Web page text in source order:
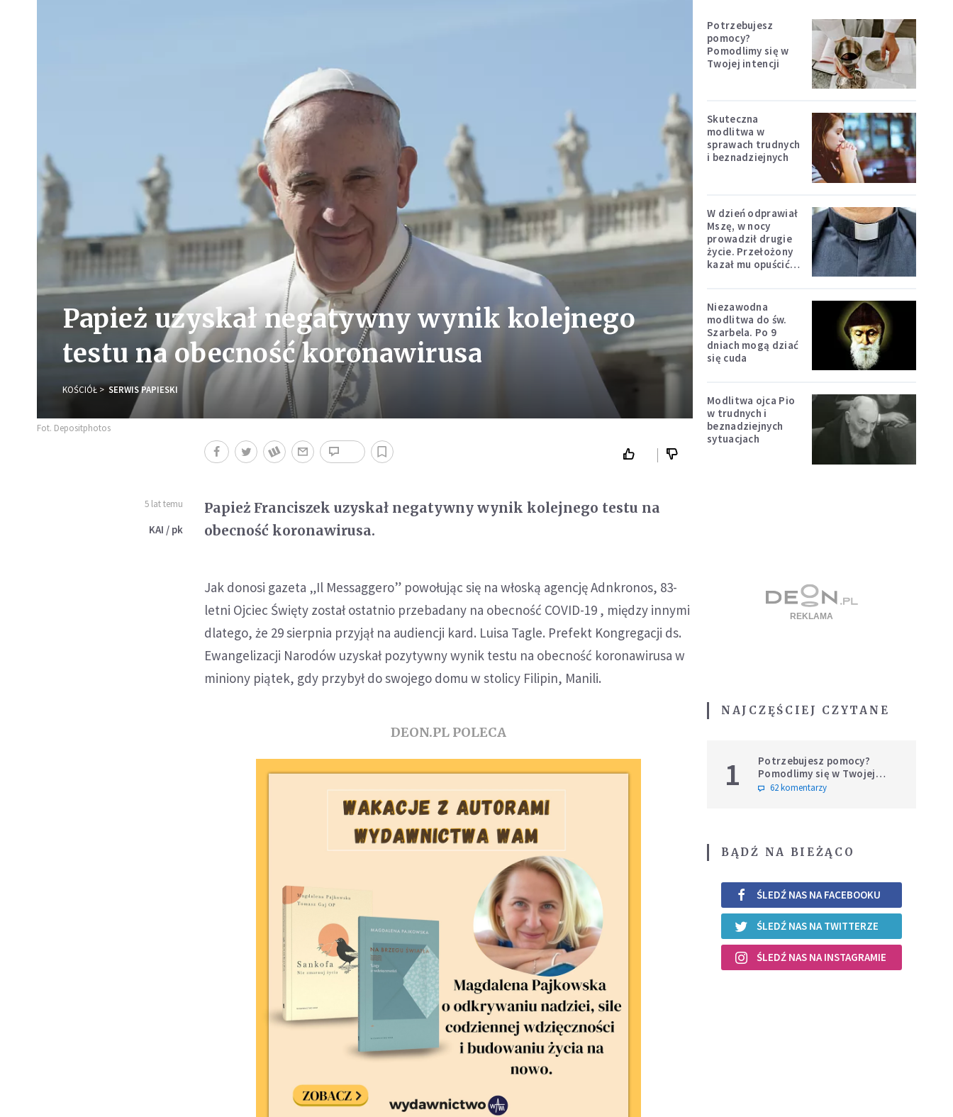
Papież uzyskał negatywny wynik kolejnego
testu na obecność koronawirusa
KOŚCIÓŁ SERWIS PAPIESKI
Fot. Depositphotos
5 lat temu
KAI / pk
Papież Franciszek uzyskał negatywny wynik kolejnego testu na
obecność koronawirusa.
Jak donosi gazeta „Il Messaggero” powołując się na włoską agencję Adnkronos, 83-
letni Ojciec Święty został ostatnio przebadany na obecność COVID-19 , między innymi
dlatego, że 29 sierpnia przyjął na audiencji kard. Luisa Tagle. Prefekt Kongregacji ds.
Ewangelizacji Narodów uzyskał pozytywny wynik testu na obecność koronawirusa w
miniony piątek, gdy przybył do swojego domu w stolicy Filipin, Manili.
DEON.PL POLECA
Potrzebujesz
pomocy?
Pomodlimy się w
Twojej intencji
Skuteczna
modlitwa w
sprawach trudnych
i beznadziejnych
W dzień odprawiał
Mszę, w nocy
prowadził drugie
życie. Przełożony
kazał mu opuścić
Niezawodna
modlitwa do św.
Szarbela. Po 9
dniach mogą dziać
się cuda
Modlitwa ojca Pio
w trudnych i
beznadziejnych
sytuacjach
NAJCZĘŚCIEJ CZYTANE
1
Potrzebujesz pomocy?
Pomodlimy się w Twojej
intencji
62 komentarzy
BĄDŹ NA BIEŻĄCO
ŚLEDŹ NAS NA FACEBOOKU
ŚLEDŹ NAS NA TWITTERZE
ŚLEDŹ NAS NA INSTAGRAMIE